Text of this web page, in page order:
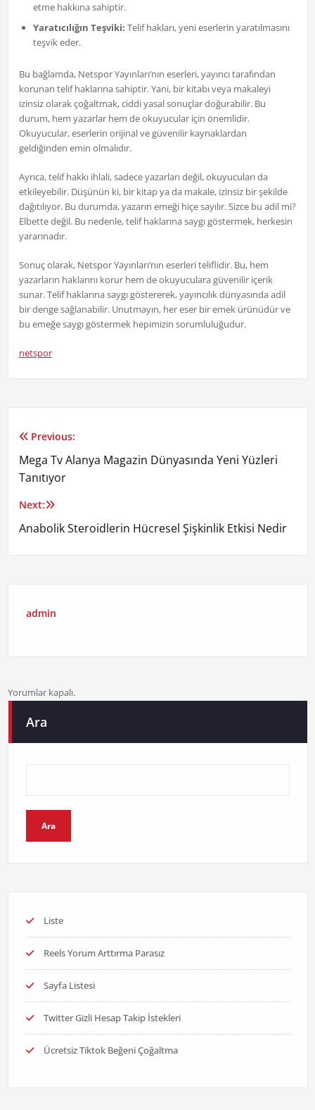
etme hakkına sahiptir.
Yaratıcılığın Teşviki: Telif hakları, yeni eserlerin yaratılmasını
teşvik eder.
Bu bağlamda, Netspor Yayınları’nın eserleri, yayıncı tarafından
korunan telif haklarına sahiptir. Yani, bir kitabı veya makaleyi
izinsiz olarak çoğaltmak, ciddi yasal sonuçlar doğurabilir. Bu
durum, hem yazarlar hem de okuyucular için önemlidir.
Okuyucular, eserlerin orijinal ve güvenilir kaynaklardan
geldiğinden emin olmalıdır.
Ayrıca, telif hakkı ihlali, sadece yazarları değil, okuyucuları da
etkileyebilir. Düşünün ki, bir kitap ya da makale, izinsiz bir şekilde
dağıtılıyor. Bu durumda, yazarın emeği hiçe sayılır. Sizce bu adil mi?
Elbette değil. Bu nedenle, telif haklarına saygı göstermek, herkesin
yararınadır.
Sonuç olarak, Netspor Yayınları’nın eserleri teliflidir. Bu, hem
yazarların haklarını korur hem de okuyuculara güvenilir içerik
sunar. Telif haklarına saygı göstererek, yayıncılık dünyasında adil
bir denge sağlanabilir. Unutmayın, her eser bir emek ürünüdür ve
bu emeğe saygı göstermek hepimizin sorumluluğudur.
netspor
Yazı
gezinmesi
Previous:
Mega Tv Alanya Magazin Dünyasında Yeni Yüzleri
Tanıtıyor
Next:
Anabolik Steroidlerin Hücresel Şişkinlik Etkisi Nedir
admin
Yorumlar kapalı.
Ara
Ara
Liste
Reels Yorum Arttırma Parasız
Sayfa Listesi
Twitter Gizli Hesap Takip İstekleri
Ücretsiz Tiktok Beğeni Çoğaltma